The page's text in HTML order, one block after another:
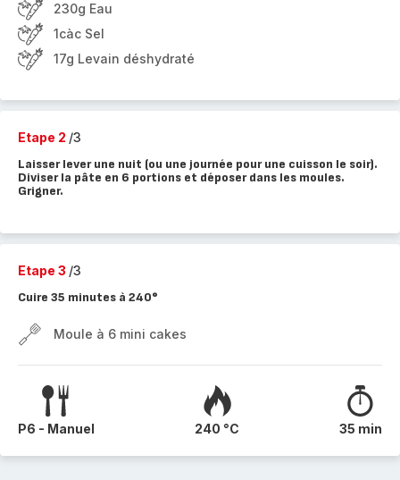
230g Eau
1càc Sel
17g Levain déshydraté
Etape 2 /3
Laisser lever une nuit (ou une journée pour une cuisson le soir).
Diviser la pâte en 6 portions et déposer dans les moules.
Grigner.
Etape 3 /3
Cuire 35 minutes à 240°
Moule à 6 mini cakes
P6 - Manuel 240 °C 35 min